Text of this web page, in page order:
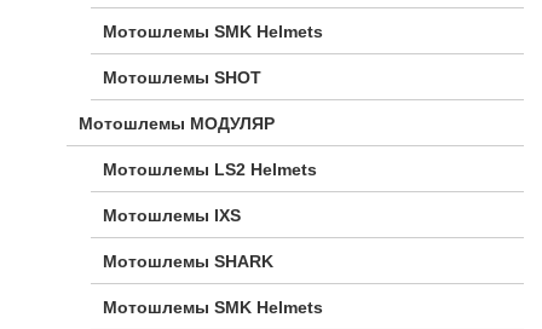
Мотошлемы SMK Helmets
Мотошлемы SHOT
Мотошлемы МОДУЛЯР
Мотошлемы LS2 Helmets
Мотошлемы IXS
Мотошлемы SHARK
Мотошлемы SMK Helmets